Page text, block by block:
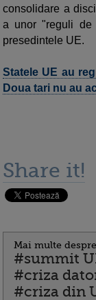
consolidare a
a unor "reguli de
presedintele UE.
Statele UE au
Doua tari nu au
Share it!
Mai multe
#summit
#criza
#criza din